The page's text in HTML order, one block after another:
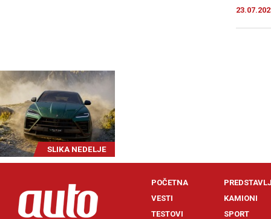
SLIKA NEDELJE
POČETNA
VESTI
TESTOVI
KAMIONI
SPORT